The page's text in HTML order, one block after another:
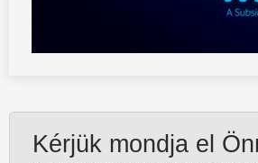
Kérjük mondja el